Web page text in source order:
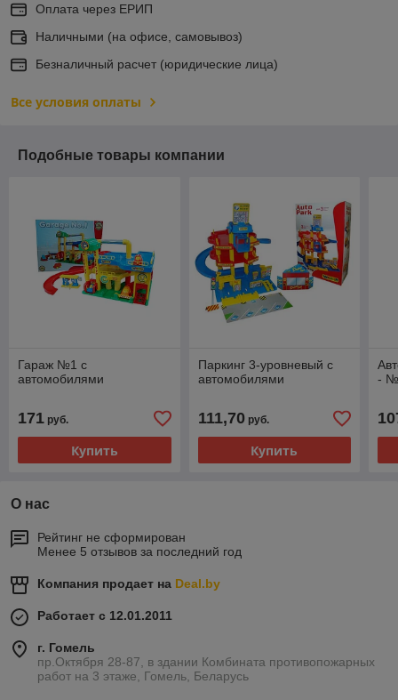
Оплата через ЕРИП
Наличными (на офисе, самовывоз)
Безналичный расчет (юридические лица)
Все условия оплаты
Подобные товары компании
Гараж №1 с
автомобилями
171 руб.
Купить
Паркинг 3-уровневый с
автомобилями
111,70руб.
Купить
-
О нас
Рейтинг не сформирован
Менее 5 отзывов за последний год
Компания продает на Deal.by
Работает с 12.01.2011
г. Гомель
пр.Октября 28-87, в здании Комбината противопожарных
работ на 3 этаже, Гомель, Беларусь